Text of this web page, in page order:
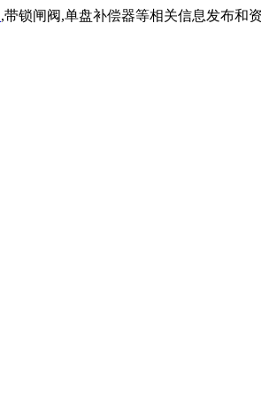
,带锁闸阀,单盘补偿器等相关信息发布和